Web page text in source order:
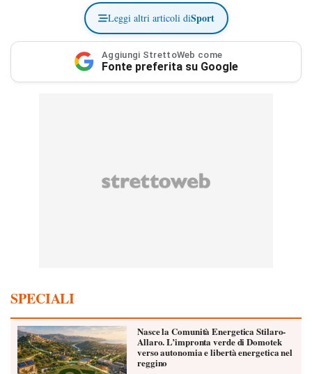
Leggi altri articoli diSport
Aggiungi StrettoWeb come
Fonte preferita su Google
SPECIALI
Nasce la Comunità Energetica Stilaro-
Allaro. L’impronta verde di Domotek
verso autonomia e libertà energetica nel
reggino